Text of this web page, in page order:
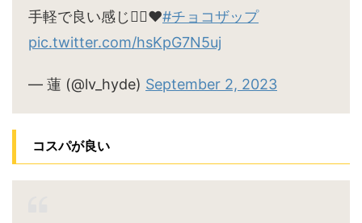
手軽で良い感じ🙆‍♀️♥#チョコザップ
pic.twitter.com/hsKpG7N5uj
— 蓮 (@lv_hyde) September 2, 2023
コスパが良い